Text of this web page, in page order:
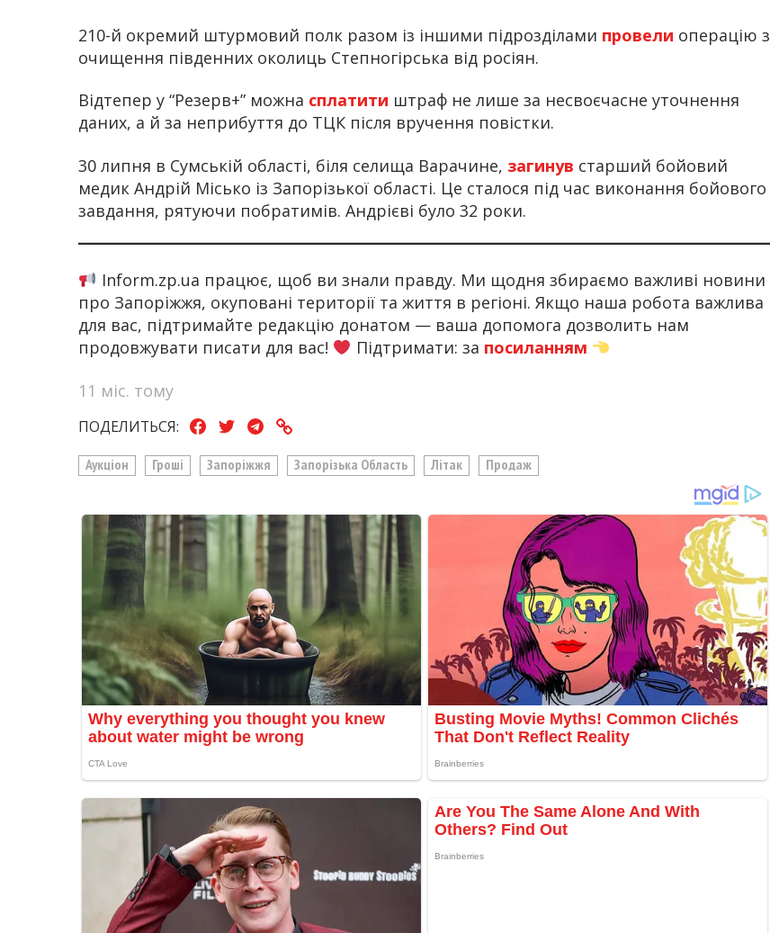
210-й окремий штурмовий полк разом із іншими підрозділами провели операцію з
очищення південних околиць Степногірська від росіян.
Відтепер у “Резерв+” можна сплатити штраф не лише за несвоєчасне уточнення
даних, а й за неприбуття до ТЦК після вручення повістки.
30 липня в Сумській області, біля селища Варачине, загинув старший бойовий
медик Андрій Місько із Запорізької області. Це сталося під час виконання бойового
завдання, рятуючи побратимів. Андрієві було 32 роки.
Inform.zp.ua працює, щоб ви знали правду. Ми щодня збираємо важливі новини
про Запоріжжя, окуповані території та життя в регіоні. Якщо наша робота важлива
для вас, підтримайте редакцію донатом — ваша допомога дозволить нам
продовжувати писати для вас!
Підтримати: за посиланням
11 міс. тому
ПОДЕЛИТЬСЯ:
Аукціон Гроші Запоріжжя Запорізька Область Літак Продаж